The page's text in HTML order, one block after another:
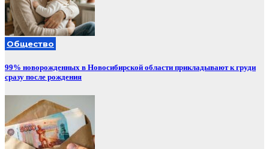
Общество
99% новорожденных в Новосибирской области прикладывают к груди
сразу после рождения